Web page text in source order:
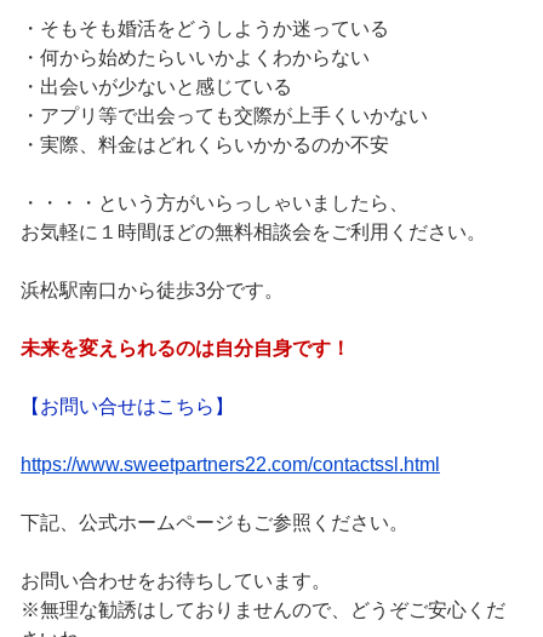
・そもそも婚活をどうしようか迷っている
・何から始めたらいいかよくわからない
・出会いが少ないと感じている
・アプリ等で出会っても交際が上手くいかない
・実際、料金はどれくらいかかるのか不安
・・・・という方がいらっしゃいましたら、
お気軽に１時間ほどの無料相談会をご利用ください。
浜松駅南口から徒歩3分です。
未来を変えられるのは自分自身です！
【お問い合せはこちら】
https://www.sweetpartners22.com/contactssl.html
下記、公式ホームページもご参照ください。
お問い合わせをお待ちしています。
※無理な勧誘はしておりませんので、どうぞご安心くだ